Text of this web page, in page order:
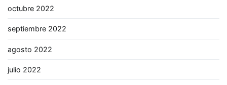
octubre 2022
septiembre 2022
agosto 2022
julio 2022